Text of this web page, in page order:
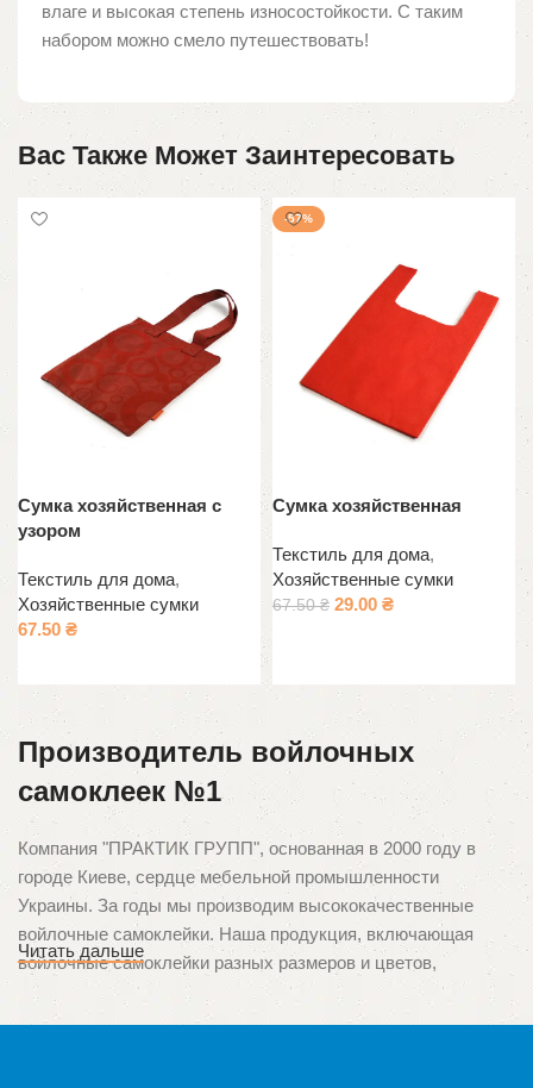
влаге и высокая степень износостойкости. С таким
набором можно смело путешествовать!
Вас Также Может Заинтересовать
Сумка хозяйственная с
узором
Текстиль для дома,
Хозяйственные сумки
67.50 ₴
-57%
Сумка хозяйственная
Текстиль для дома,
Хозяйственные сумки
67.50₴ 29.00 ₴
Производитель войлочных
самоклеек №1
Компания "ПРАКТИК ГРУПП", основанная в 2000 году в
городе Киеве, сердце мебельной промышленности
Украины. За годы мы производим высококачественные
войлочные самоклейки. Наша продукция, включающая
войлочные самоклейки разных размеров и цветов,
зарекомендовала себя среди клиентов благодаря
непревзойденному качеству и ориентации на потребности
Читать дальше